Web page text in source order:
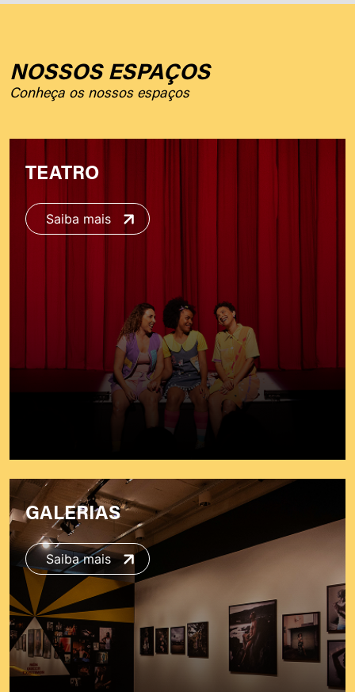
NOSSOS ESPAÇOS
Conheça os nossos espaços
TEATRO
Saiba mais
GALERIAS
Saiba mais